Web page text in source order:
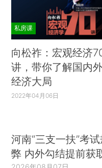
私房课
向松祚：宏观经济
讲，带你了解国内
经济大局
2022年04月06日
河南“三支一扶”考
弊 内外勾结提前获